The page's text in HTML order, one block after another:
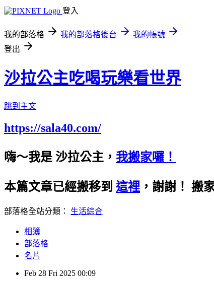
登入
我的部落格 我的部落格後台
我的帳號
登出
沙拉公主吃喝玩樂看世界
跳到主文
https://sala40.com/
嗨～我是 沙拉公主， 我搬家囉！
本篇文章已經搬移到 這裡 ，謝謝！ 搬
部落格全站分類： 生活綜合
相簿
部落格
名片
Feb 28 Fri 2025 00:09